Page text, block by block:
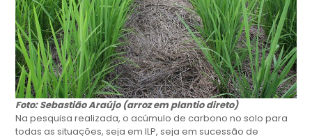
Foto: Sebastião Araújo (arroz em plantio direto)
Na pesquisa realizada, o acúmulo de carbono no solo para
todas as situações, seja em ILP, seja em sucessão de